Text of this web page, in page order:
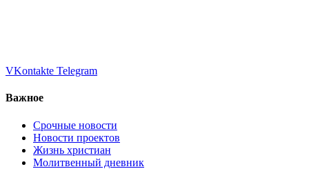
VKontakte Telegram
Важное
Срочные новости
Новости проектов
Жизнь христиан
Молитвенный дневник